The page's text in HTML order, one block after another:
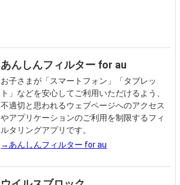
あんしんフィルター for au
お子さまが「スマートフォン」「タブレッ
ト」などを安心してご利用いただけるよう、
不適切と思われるウェブページへのアクセス
やアプリケーションのご利用を制限するフィ
ルタリングアプリです。
→あんしんフィルター for au